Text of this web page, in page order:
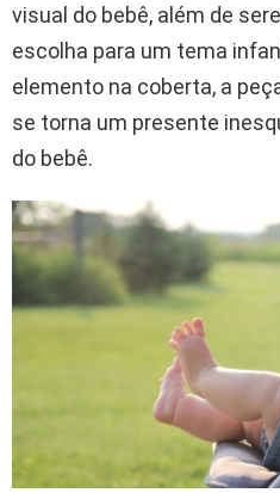
visual do bebê, além de
escolha para um tema
elemento na coberta, a
se torna um presente
do bebê.